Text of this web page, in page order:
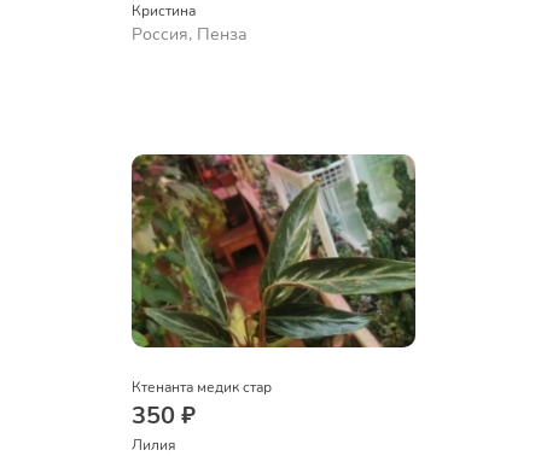
Кристина
Россия, Пенза
Ктенанта медик стар
350 ₽
Лилия